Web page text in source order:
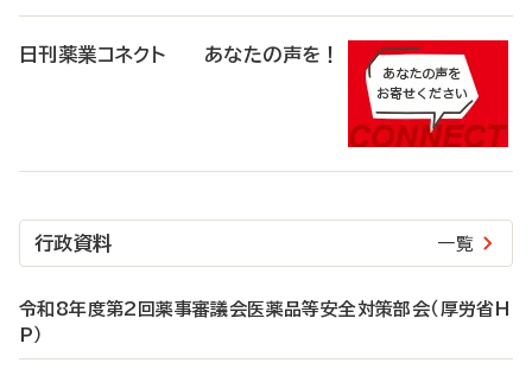
日刊薬業コネクト あなたの声を！
行政資料 一覧
令和8年度第2回薬事審議会医薬品等安全対策部会（厚労省H
P）